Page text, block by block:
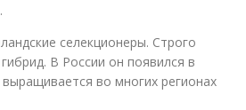
селекционеры. Строго
В России он появился в
выращивается во многих регионах